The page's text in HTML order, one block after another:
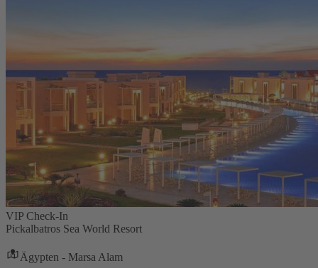
VIP Check-In
Pickalbatros Sea World Resort
Ägypten - Marsa Alam